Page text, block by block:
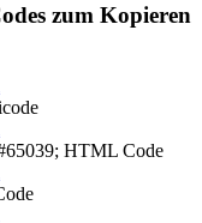
zum Kopieren
HTML Code